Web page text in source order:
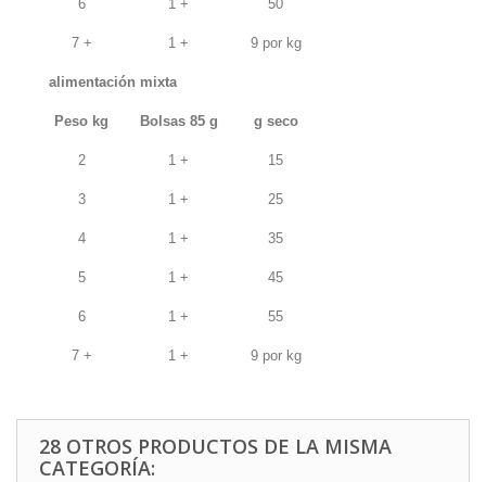
6 1 + 50
7 + 1 + 9 por kg
alimentación mixta
Peso kg Bolsas 85 g g seco
2 1 + 15
3 1 + 25
4 1 + 35
5 1 + 45
6 1 + 55
7 + 1 + 9 por kg
28 OTROS PRODUCTOS DE LA MISMA
CATEGORÍA: